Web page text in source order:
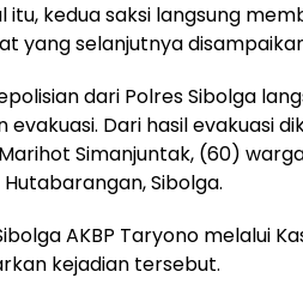
itu, kedua saksi langsung
yang selanjutnya
dari Polres Sibolga
evakuasi. Dari hasil evakuasi
Simanjuntak, (60)
Sibolga.
AKBP Taryono melalui
kejadian tersebut.